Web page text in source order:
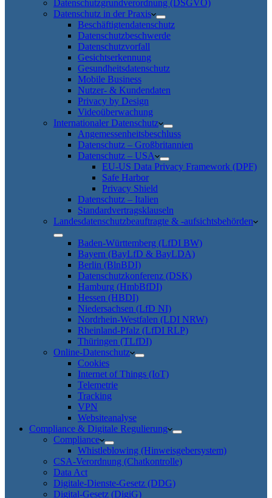
Datenschutzgrundverordnung (DSGVO)
Datenschutz in der Praxis
Beschäftigtendatenschutz
Datenschutzbeschwerde
Datenschutzvorfall
Gesichtserkennung
Gesundheitsdatenschutz
Mobile Business
Nutzer- & Kundendaten
Privacy by Design
Videoüberwachung
Internationaler Datenschutz
Angemessenheitsbeschluss
Datenschutz – Großbritannien
Datenschutz – USA
EU-US Data Privacy Framework (DPF)
Safe Harbor
Privacy Shield
Datenschutz – Italien
Standardvertragsklauseln
Landesdatenschutzbeauftragte & -aufsichtsbehörden
Baden-Württemberg (LfDI BW)
Bayern (BayLfD & BayLDA)
Berlin (BlnBDI)
Datenschutzkonferenz (DSK)
Hamburg (HmbBfDI)
Hessen (HBDI)
Niedersachsen (LfD NI)
Nordrhein-Westfalen (LDI NRW)
Rheinland-Pfalz (LfDI RLP)
Thüringen (TLfDI)
Online-Datenschutz
Cookies
Internet of Things (IoT)
Telemetrie
Tracking
VPN
Websiteanalyse
Compliance & Digitale Regulierung
Compliance
Whistleblowing (Hinweisgebersystem)
CSA-Verordnung (Chatkontrolle)
Data Act
Digitale-Dienste-Gesetz (DDG)
Digital-Gesetz (DigiG)